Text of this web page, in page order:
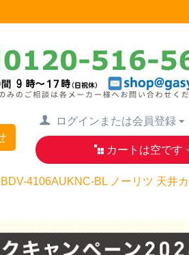
ログインまたは会員登録
カートは空です
BDV-4106AUKNC-BL ノーリツ 天井